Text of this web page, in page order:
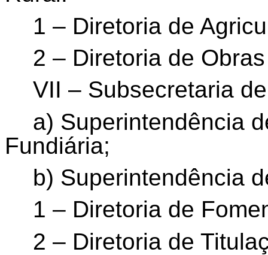
1 – Diretoria de
2 – Diretoria de
VII – Subsecretaria
a) Superintendência
Fundiária;
b) Superintendência
1 – Diretoria de
2 – Diretoria de